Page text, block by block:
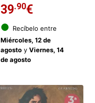
39.90€
● Recíbelo entre
Miércoles, 12 de
agostoy Viernes, 14
de agosto